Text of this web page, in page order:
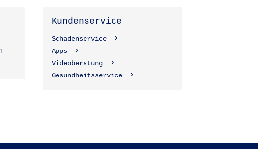
Kundenservice
Schadenservice
Apps
Videoberatung
Gesundheitsservice